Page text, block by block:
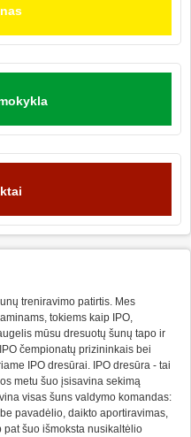
treniravimo patirtis. Mes
tokiems kaip IPO,
mūsu dresuotų šunų tapo ir
čempionatų prizininkais bei
IPO dresūrai. IPO dresūra - tai
metu šuo įsisavina sekimą
visas šuns valdymo komandas:
pavadėlio, daikto aportiravimas,
šuo išmoksta nusikaltėlio